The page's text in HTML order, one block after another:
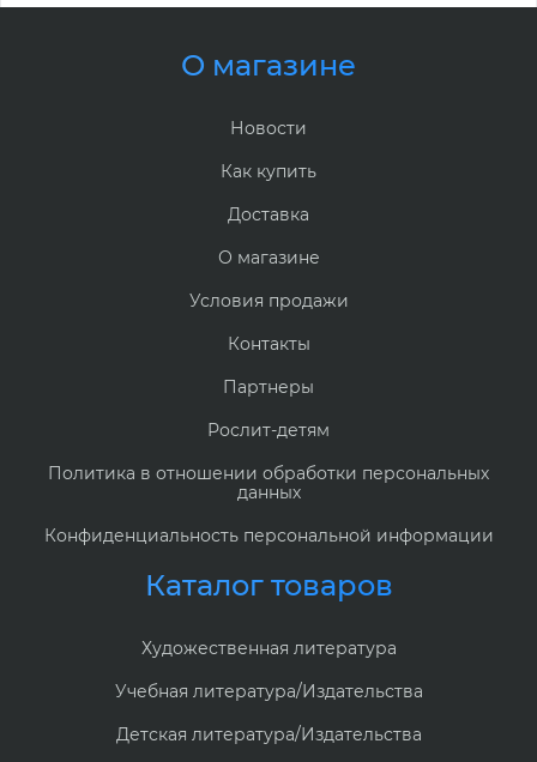
О магазине
Новости
Как купить
Доставка
О магазине
Условия продажи
Контакты
Партнеры
Рослит-детям
Политика в отношении обработки персональных
данных
Конфиденциальность персональной информации
Каталог товаров
Художественная литература
Учебная литература/Издательства
Детская литература/Издательства